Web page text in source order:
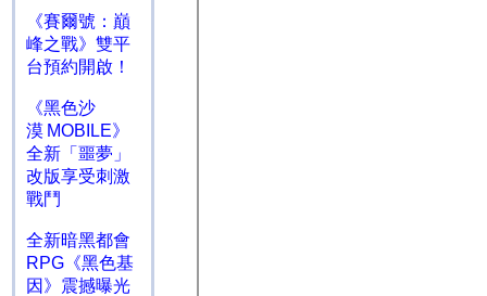
《賽爾號：巔
峰之戰》雙平
台預約開啟！
《黑色沙
漠 MOBILE》
全新「噩夢」
改版享受刺激
戰鬥
全新暗黑都會
RPG《黑色基
因》震撼曝光